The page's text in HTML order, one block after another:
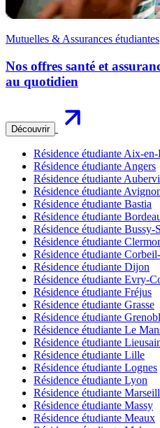
Mutuelles & Assurances étudiantes
Nos offres santé et
au quotidien
Découvrir
Résidence étudiante Aix-
Résidence étudiante Angers
Résidence étudiante
Résidence étudiante
Résidence étudiante Bastia
Résidence étudiante
Résidence étudiante Bussy-
Résidence étudiante
Résidence étudiante
Résidence étudiante Dijon
Résidence étudiante Evry-
Résidence étudiante Fréjus
Résidence étudiante Grasse
Résidence étudiante
Résidence étudiante Le
Résidence étudiante
Résidence étudiante Lille
Résidence étudiante Lognes
Résidence étudiante Lyon
Résidence étudiante
Résidence étudiante Massy
Résidence étudiante Meaux